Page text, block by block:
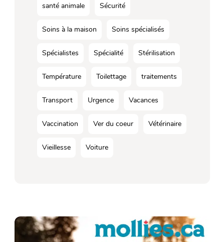
santé animale Sécurité
Soins à la maison Soins spécialisés
Spécialistes Spécialité Stérilisation
Température Toilettage traitements
Transport Urgence Vacances
Vaccination Ver du coeur Vétérinaire
Vieillesse Voiture